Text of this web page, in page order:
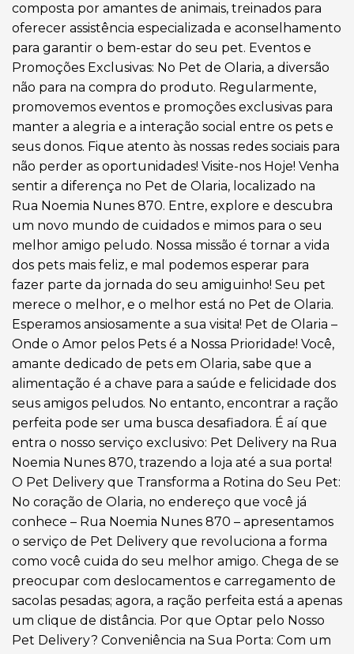
composta por amantes de animais, treinados para
oferecer assistência especializada e aconselhamento
para garantir o bem-estar do seu pet. Eventos e
Promoções Exclusivas: No Pet de Olaria, a diversão
não para na compra do produto. Regularmente,
promovemos eventos e promoções exclusivas para
manter a alegria e a interação social entre os pets e
seus donos. Fique atento às nossas redes sociais para
não perder as oportunidades! Visite-nos Hoje! Venha
sentir a diferença no Pet de Olaria, localizado na
Rua Noemia Nunes 870. Entre, explore e descubra
um novo mundo de cuidados e mimos para o seu
melhor amigo peludo. Nossa missão é tornar a vida
dos pets mais feliz, e mal podemos esperar para
fazer parte da jornada do seu amiguinho! Seu pet
merece o melhor, e o melhor está no Pet de Olaria.
Esperamos ansiosamente a sua visita! Pet de Olaria –
Onde o Amor pelos Pets é a Nossa Prioridade! Você,
amante dedicado de pets em Olaria, sabe que a
alimentação é a chave para a saúde e felicidade dos
seus amigos peludos. No entanto, encontrar a ração
perfeita pode ser uma busca desafiadora. É aí que
entra o nosso serviço exclusivo: Pet Delivery na Rua
Noemia Nunes 870, trazendo a loja até a sua porta!
O Pet Delivery que Transforma a Rotina do Seu Pet:
No coração de Olaria, no endereço que você já
conhece – Rua Noemia Nunes 870 – apresentamos
o serviço de Pet Delivery que revoluciona a forma
como você cuida do seu melhor amigo. Chega de se
preocupar com deslocamentos e carregamento de
sacolas pesadas; agora, a ração perfeita está a apenas
um clique de distância. Por que Optar pelo Nosso
Pet Delivery? Conveniência na Sua Porta: Com um